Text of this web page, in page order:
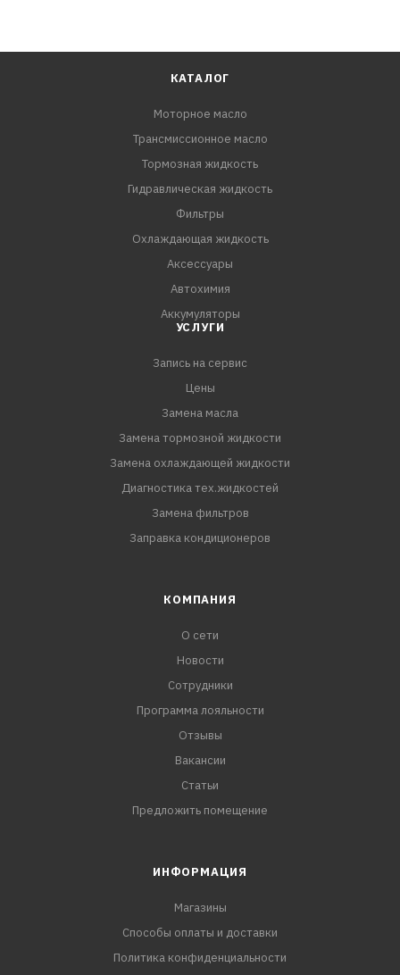
КАТАЛОГ
Моторное масло
Трансмиссионное масло
Тормозная жидкость
Гидравлическая жидкость
Фильтры
Охлаждающая жидкость
Аксессуары
Автохимия
Аккумуляторы
УСЛУГИ
Запись на сервис
Цены
Замена масла
Замена тормозной жидкости
Замена охлаждающей жидкости
Диагностика тех.жидкостей
Замена фильтров
Заправка кондиционеров
КОМПАНИЯ
О сети
Новости
Сотрудники
Программа лояльности
Отзывы
Вакансии
Статьи
Предложить помещение
ИНФОРМАЦИЯ
Магазины
Способы оплаты и доставки
Политика конфиденциальности